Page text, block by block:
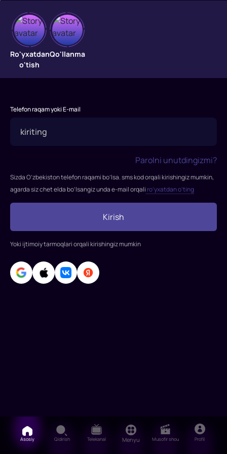
Doktor
Haus
Doktor
Ro'yxatdan
o'tish
Qo'llanma
Telefon raqam yoki E-mail
Parolni unutdingizmi?
Sizda O’zbekiston telefon raqami bo’lsa. sms kod orqali kirishingiz mumkin,
agarda siz chet elda bo’lsangiz unda e-mail orqali ro’yxatdan o’ting
Kirish
Yoki ijtimoiy tarmoqlari orqali kirishingiz mumkin
Asosiy Qidirish Telekanal Menyu Musofir shou Profil